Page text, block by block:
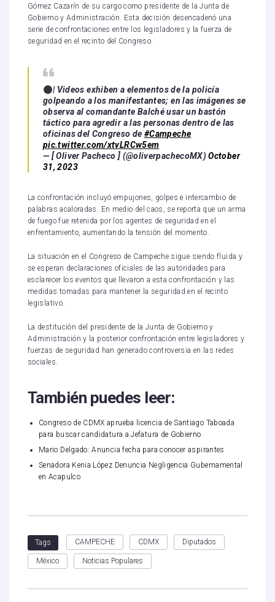
Gómez Cazarín de su cargo como presidente de la Junta de
Gobierno y Administración. Esta decisión desencadenó una
serie de confrontaciones entre los legisladores y la fuerza de
seguridad en el recinto del Congreso.
| Videos exhiben a elementos de la policía
golpeando a los manifestantes; en las imágenes se
observa al comandante Balché usar un bastón
táctico para agredir a las personas dentro de las
oficinas del Congreso de #Campeche
pic.twitter.com/xtvLRCw5em
— [ Oliver Pacheco ] (@oliverpachecoMX)October
31, 2023
La confrontación incluyó empujones, golpes e intercambio de
palabras acaloradas. En medio del caos, se reporta que un arma
de fuego fue retenida por los agentes de seguridad en el
enfrentamiento, aumentando la tensión del momento.
La situación en el Congreso de Campeche sigue siendo fluida y
se esperan declaraciones oficiales de las autoridades para
esclarecer los eventos que llevaron a esta confrontación y las
medidas tomadas para mantener la seguridad en el recinto
legislativo.
La destitución del presidente de la Junta de Gobierno y
Administración y la posterior confrontación entre legisladores y
fuerzas de seguridad han generado controversia en las redes
sociales.
También puedes leer:
Congreso de CDMX aprueba licencia de Santiago Taboada
para buscar candidatura a Jefatura de Gobierno
Mario Delgado: Anuncia fecha para conocer aspirantes
Senadora Kenia López Denuncia Negligencia Gubernamental
en Acapulco
Tags CAMPECHE CDMX Diputados
México Noticias Populares